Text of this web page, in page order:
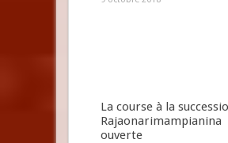
La course à la
Rajaonarimampianina
ouverte